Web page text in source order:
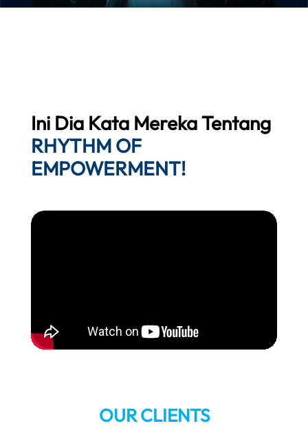
Ini Dia Kata Mereka Tentang
RHYTHM OF
EMPOWERMENT!
OUR CLIENTS